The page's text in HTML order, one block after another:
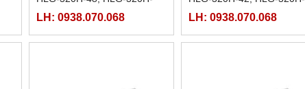
48A, HLG-320H-48B, HLG-
LH: 0938.070.068
42A,HLG-320H-42B,HLG-
LH: 0938.070.068